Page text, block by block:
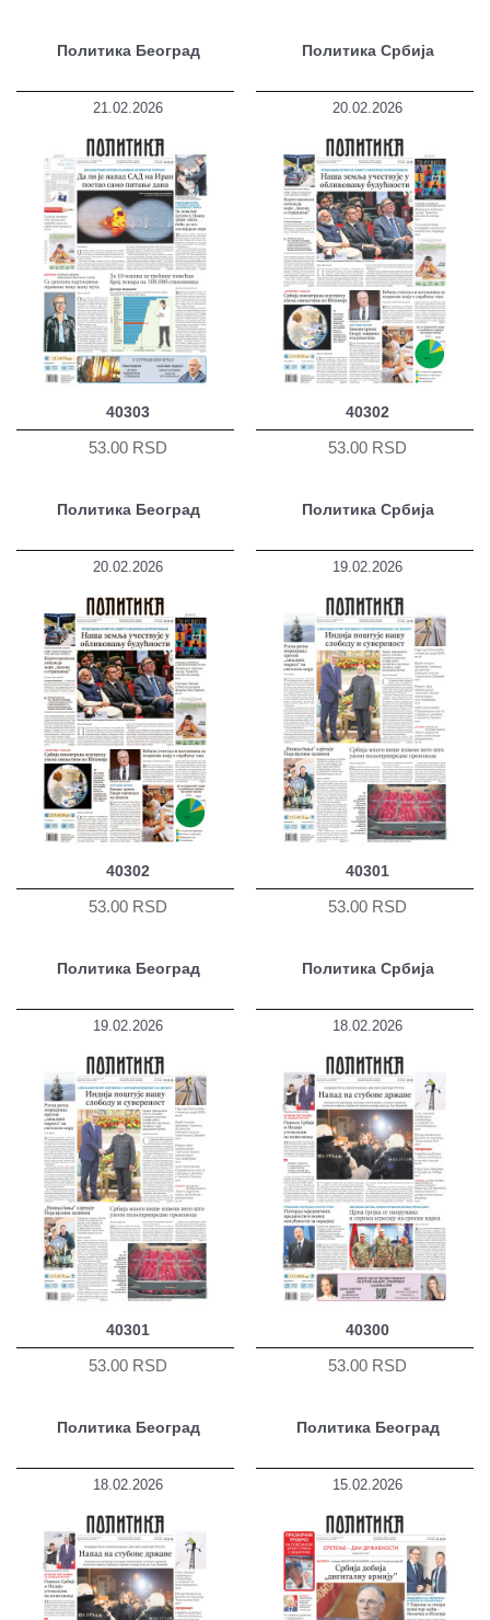
Политика Београд
21.02.2026
40303
53.00 RSD
Политика Србија
20.02.2026
40302
53.00 RSD
Политика Београд
20.02.2026
40302
53.00 RSD
Политика Србија
19.02.2026
40301
53.00 RSD
Политика Београд
19.02.2026
40301
53.00 RSD
Политика Србија
18.02.2026
40300
53.00 RSD
Политика Београд
18.02.2026
Политика Београд
15.02.2026